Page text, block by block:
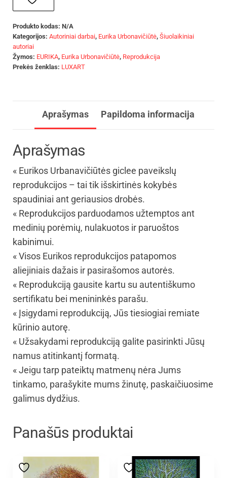
Produkto kodas: N/A
Kategorijos: Autoriniai darbai, Eurika Urbonavičiūtė, Šiuolaikiniai
autoriai
Žymos: EURIKA, Eurika Urbonavičiūtė, Reprodukcija
Prekės ženklas: LUXART
Aprašymas Papildoma informacija
Aprašymas
« Eurikos Urbanavičiūtės giclee paveikslų
reprodukcijos – tai tik išskirtinės kokybės
spaudiniai ant geriausios drobės.
« Reprodukcijos parduodamos užtemptos ant
medinių porėmių, nulakuotos ir paruoštos
kabinimui.
« Visos Eurikos reprodukcijos patapomos
aliejiniais dažais ir pasirašomos autorės.
« Reprodukciją gausite kartu su autentiškumo
sertifikatu bei menininkės parašu.
« Įsigydami reprodukciją, Jūs tiesiogiai remiate
kūrinio autorę.
« Užsakydami reprodukciją galite pasirinkti Jūsų
namus atitinkantį formatą.
« Jeigu tarp pateiktų matmenų nėra Jums
tinkamo, parašykite mums žinutę, paskaičiuosime
galimus dydžius.
Panašūs produktai